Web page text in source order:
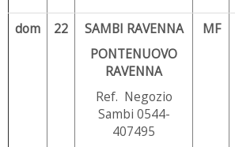
dom 22
SAMBI RAVENNA
PONTENUOVO
RAVENNA
Ref. Negozio
Sambi 0544-
407495
MF